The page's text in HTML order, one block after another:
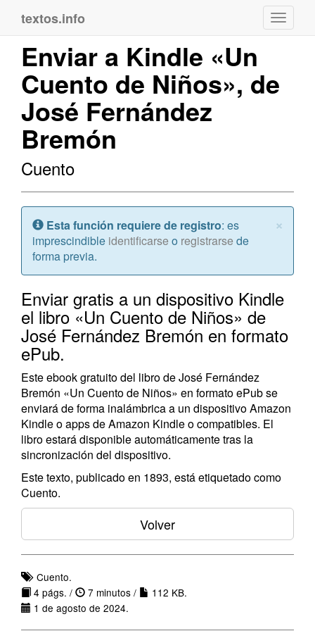
textos.info
Enviar a Kindle «Un
Cuento de Niños», de
José Fernández
Bremón
Cuento
×
Atención:
Esta función requiere de registro: es
imprescindible identificarse o registrarse de
forma previa.
Enviar gratis a un dispositivo Kindle
el libro «Un Cuento de Niños» de
José Fernández Bremón en formato
ePub.
Este ebook gratuito del libro de José Fernández
Bremón «Un Cuento de Niños» en formato ePub se
enviará de forma inalámbrica a un dispositivo Amazon
Kindle o apps de Amazon Kindle o compatibles. El
libro estará disponible automáticamente tras la
sincronización del dispositivo.
Este texto, publicado en 1893, está etiquetado como
Cuento.
Volver
Cuento.
4 págs. /
7 minutos /
112 KB.
1 de agosto de 2024.